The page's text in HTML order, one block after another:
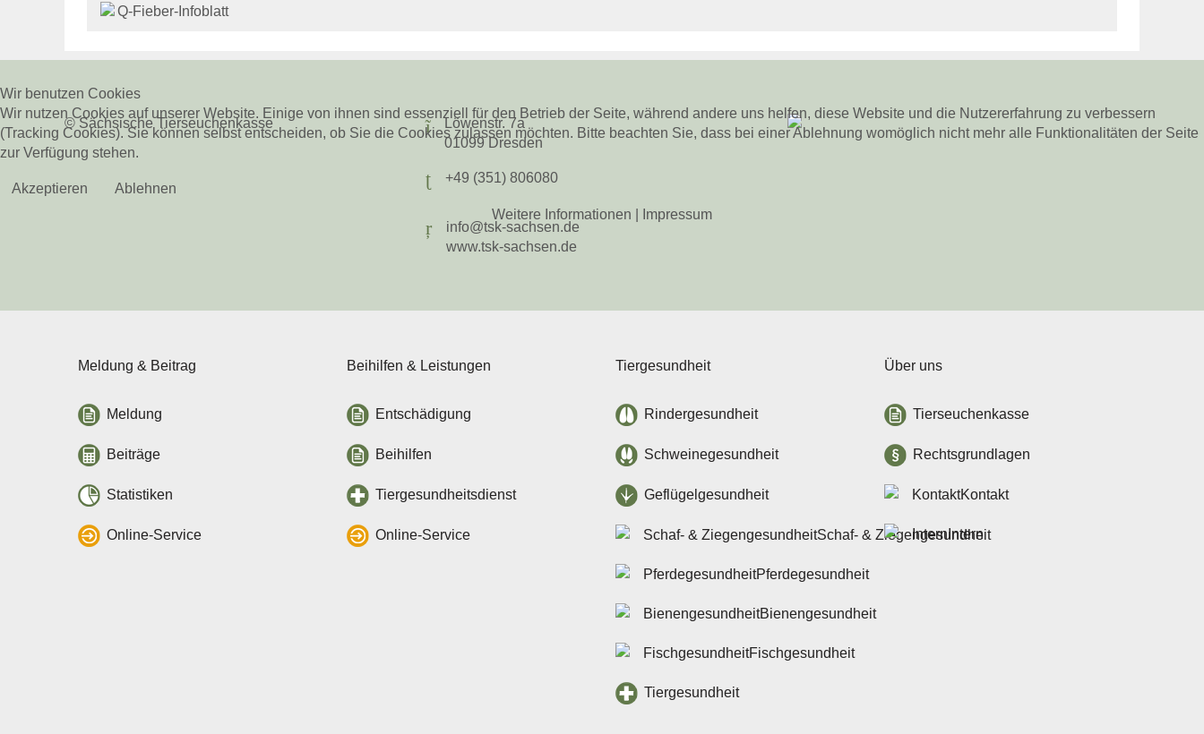
Q-Fieber-Infoblatt
© Sächsische Tierseuchenkasse
Löwenstr. 7a
01099 Dresden
+49 (351) 806080
info@tsk-sachsen.de
www.tsk-sachsen.de
Meldung & Beitrag
Meldung
Beiträge
Statistiken
Online-Service
Beihilfen & Leistungen
Entschädigung
Beihilfen
Tiergesundheitsdienst
Online-Service
Tiergesundheit
Rindergesundheit
Schweinegesundheit
Geflügelgesundheit
Schaf- & Ziegengesundheit
Pferdegesundheit
Bienengesundheit
Fischgesundheit
Tiergesundheit
Über uns
Tierseuchenkasse
Rechtsgrundlagen
Kontakt
Intern
Wir benutzen Cookies
Wir nutzen Cookies auf unserer Website. Einige von ihnen sind essenziell für den Betrieb der Seite, während andere uns helfen, diese Website und die Nutzererfahrung zu verbessern
(Tracking Cookies). Sie können selbst entscheiden, ob Sie die Cookies zulassen möchten. Bitte beachten Sie, dass bei einer Ablehnung womöglich nicht mehr alle Funktionalitäten der Seite
zur Verfügung stehen.
Akzeptieren
Ablehnen
Weitere Informationen
Impressum